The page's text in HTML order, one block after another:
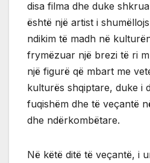
disa filma dhe duke
është një artist i
ndikim të madh në
frymëzuar një brezi të ri
një figurë që mbart me
kulturës shqiptare, duke i
fuqishëm dhe të veçantë
dhe ndërkombëtare.
Në këtë ditë të veçantë, i